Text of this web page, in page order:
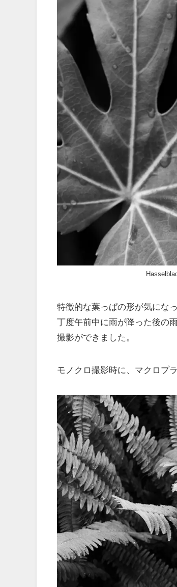
特徴的な葉っぱの形が気にな
丁度午前中に雨が降った後の
撮影ができました。
モノクロ撮影時に、マクロプ